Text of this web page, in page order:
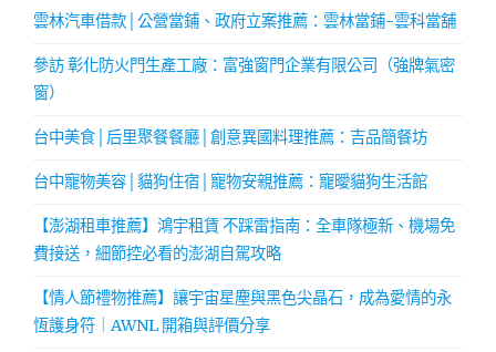
雲林汽車借款│公營當鋪、政府立案推薦：雲林當鋪-雲科當舖
參訪 彰化防火門生產工廠：富強窗門企業有限公司（強牌氣密
窗）
台中美食│后里聚餐餐廳│創意異國料理推薦：吉品簡餐坊
台中寵物美容│貓狗住宿│寵物安親推薦：寵曖貓狗生活館
【澎湖租車推薦】鴻宇租賃 不踩雷指南：全車隊極新、機場免
費接送，細節控必看的澎湖自駕攻略
【情人節禮物推薦】讓宇宙星塵與黑色尖晶石，成為愛情的永
恆護身符｜AWNL 開箱與評價分享